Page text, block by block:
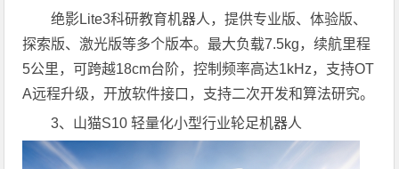
绝影Lite3科研教育机器人，提供专业版、体验版、
探索版、激光版等多个版本。最大负载7.5kg，续航里程
5公里，可跨越18cm台阶，控制频率高达1kHz，支持OT
A远程升级，开放软件接口，支持二次开发和算法研究。
3、山猫S10 轻量化小型行业轮足机器人